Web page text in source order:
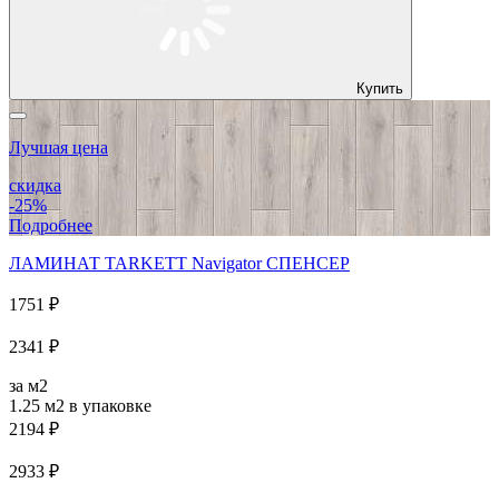
Купить
Лучшая цена
скидка
-25%
Подробнее
ЛАМИНАТ TARKETT Navigator СПЕНСЕР
1751 ₽
2341 ₽
за м2
1.25 м2 в упаковке
2194 ₽
2933 ₽